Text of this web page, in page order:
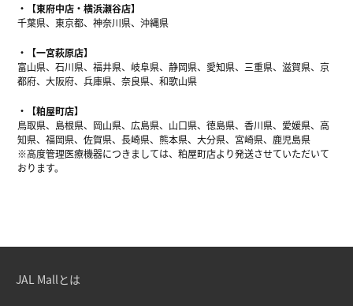
【東府中店・横浜瀬谷店】
千葉県、東京都、神奈川県、沖縄県
【一宮萩原店】
富山県、石川県、福井県、岐阜県、静岡県、愛知県、三重県、滋賀県、京
都府、大阪府、兵庫県、奈良県、和歌山県
【粕屋町店】
鳥取県、島根県、岡山県、広島県、山口県、徳島県、香川県、愛媛県、高
知県、福岡県、佐賀県、長崎県、熊本県、大分県、宮崎県、鹿児島県
※高度管理医療機器につきましては、粕屋町店より発送させていただいて
おります。
JAL Mallとは